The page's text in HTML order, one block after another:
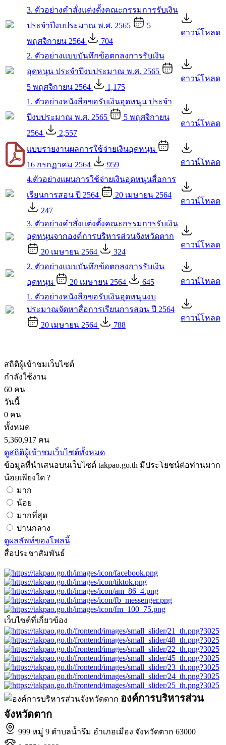
3. ตัวอย่างคำสั่งแต่งตั้งคณะกรรมการรับเงิน
ประจำปีงบประมาณ พ.ศ. 2565
5
พฤศจิกายน 2564
704
ดาวน์โหลด
2. ตัวอย่างแบบบันทึกข้อตกลงการรับเงิน
อุดหนุน ประจำปีงบประมาณ พ.ศ. 2565
5 พฤศจิกายน 2564
1,175
ดาวน์โหลด
1. ตัวอย่างหนังสือขอรับเงินอุดหนุน ประจำ
ปีงบประมาณ พ.ศ. 2565
5 พฤศจิกายน
2564
2,557
ดาวน์โหลด
แบบรายงานผลการใช้จ่ายเงินอุดหนุน
16 กรกฏาคม 2564
959
ดาวน์โหลด
4.ตัวอย่างแผนการใช้จ่ายเงินอุดหนุนสื่อการ
เรียนการสอน ปี 2564
20 เมษายน 2564
247
ดาวน์โหลด
3. ตัวอย่างคำสั่งแต่งตั้งคณะกรรมการรับเงิน
อุดหนุนจากองค์การบริหารส่วนจังหวัดตาก
20 เมษายน 2564
324
ดาวน์โหลด
2. ตัวอย่างแบบบันทึกข้อตกลงการรับเงิน
อุดหนุน
20 เมษายน 2564 645
ดาวน์โหลด
1. ตัวอย่างหนังสือขอรับเงินอุดหนุนงบ
ประมาณจัดหาสื่อการเรียนการสอน ปี 2564
20 เมษายน 2564
788
ดาวน์โหลด
สถิติผู้เข้าชมเว็บไซต์
กำลังใช้งาน
60 คน
วันนี้
0 คน
ทั้งหมด
5,360,917 คน
ดูสถิติผู้เข้าชมเว็บไซต์ทั้งหมด
ข้อมูลที่นำเสนอบนเว็บไซต์ takpao.go.th มีประโยชน์ต่อท่านมาก
น้อยเพียงใด ?
มาก
น้อย
มากที่สุด
ปานกลาง
ดูผลลัพท์ของโพลนี้
สื่อประชาสัมพันธ์
เว็บไซต์ที่เกี่ยวข้อง
องค์การบริหารส่วน